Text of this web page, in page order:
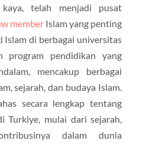
telah menjadi pusat
member Islam yang penting
Islam di berbagai universitas
program pendidikan yang
mencakup berbagai
sejarah, dan budaya Islam.
secara lengkap tentang
Turkiye, mulai dari sejarah,
dalam dunia